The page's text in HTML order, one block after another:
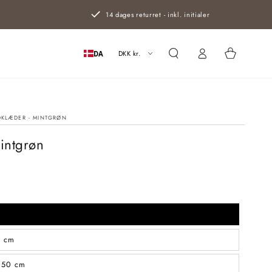
14 dages returret - inkl. initialer
DA DKK kr.
ind
Kurv
- MINTGRØN
cm
cm